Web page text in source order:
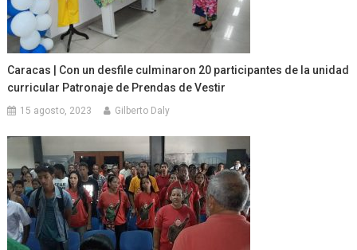
Caracas | Con un desfile culminaron 20 participantes de la unidad
curricular Patronaje de Prendas de Vestir
15 agosto, 2023 Gilberto Daly